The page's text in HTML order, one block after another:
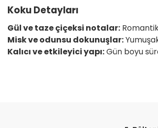
Koku Detayları
Gül ve taze çiçeksi notalar:
Misk ve odunsu dokunuşlar:
Kalıcı ve etkileyici yapı:Gün boyu